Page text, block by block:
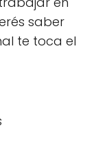
saber
te toca el